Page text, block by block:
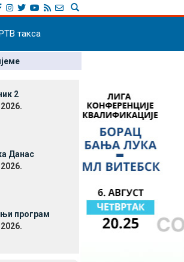
такса
2
Данас
програм